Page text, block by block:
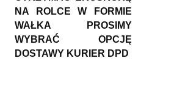
NA ROLCE W FORMIE
WAŁKA PROSIMY
WYBRAĆ OPCJĘ
DOSTAWY KURIER DPD